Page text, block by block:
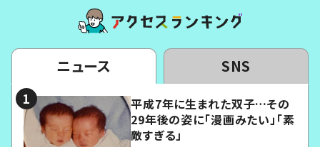
ニュース SNS
平成7年に生まれた双子…その
29年後の姿に「漫画みたい」「素
敵すぎる」